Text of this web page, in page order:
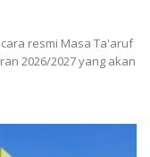
resmi Masa Ta'aruf
2026/2027 yang akan